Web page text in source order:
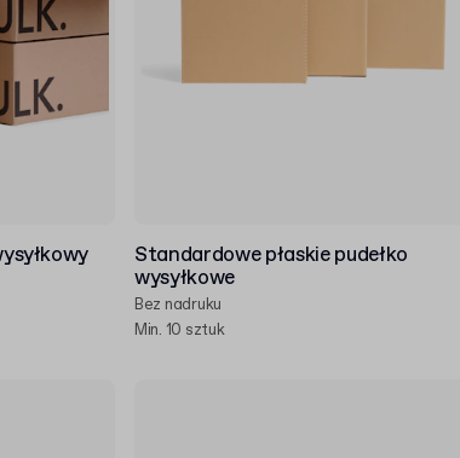
Standardowe płaskie pudełko
wysyłkowe
Bez nadruku
Min. 10 sztuk